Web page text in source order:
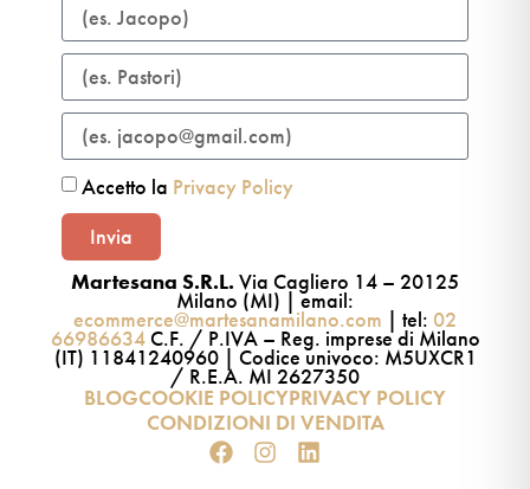
Accetto la Privacy Policy
Invia
Martesana S.R.L. Via Cagliero 14 – 20125
Milano (MI) | email:
ecommerce@martesanamilano.com | tel: 02
66986634C.F. / P.IVA – Reg. imprese di Milano
(IT) 11841240960 | Codice univoco: M5UXCR1
/ R.E.A. MI 2627350
BLOGCOOKIE POLICYPRIVACY POLICY
CONDIZIONI DI VENDITA